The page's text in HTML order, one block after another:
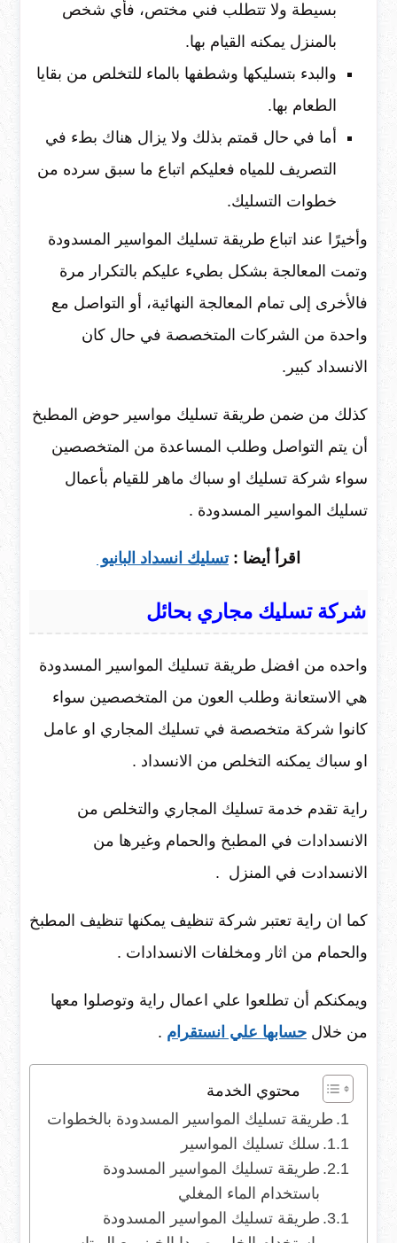
بسيطة ولا تتطلب فني مختص، فأي شخص
بالمنزل يمكنه القيام بها.
والبدء بتسليكها وشطفها بالماء للتخلص من بقايا
الطعام بها.
أما في حال قمتم بذلك ولا يزال هناك بطء في
التصريف للمياه فعليكم اتباع ما سبق سرده من
خطوات التسليك.
وأخيرًا عند اتباع طريقة تسليك المواسير المسدودة
وتمت المعالجة بشكل بطيء عليكم بالتكرار مرة
فالأخرى إلى تمام المعالجة النهائية، أو التواصل مع
واحدة من الشركات المتخصصة في حال كان
الانسداد كبير.
كذلك من ضمن طريقة تسليك مواسير حوض المطبخ
أن يتم التواصل وطلب المساعدة من المتخصصين
سواء شركة تسليك او سباك ماهر للقيام بأعمال
تسليك المواسير المسدودة .
اقرأ أيضا :تسليك انسداد البانيو
شركة تسليك مجاري بحائل
واحده من افضل طريقة تسليك المواسير المسدودة
هي الاستعانة وطلب العون من المتخصصين سواء
كانوا شركة متخصصة في تسليك المجاري او عامل
او سباك يمكنه التخلص من الانسداد .
راية تقدم خدمة تسليك المجاري والتخلص من
الانسدادات في المطبخ والحمام وغيرها من
الانسدادت في المنزل .
كما ان راية تعتبر شركة تنظيف يمكنها تنظيف المطبخ
والحمام من اثار ومخلفات الانسدادات .
ويمكنكم أن تطلعوا علي اعمال راية وتوصلوا معها
من خلال حسابها علي انستقرام .
محتوي الخدمة
طريقة تسليك المواسير المسدودة بالخطوات
سلك تسليك المواسير
طريقة تسليك المواسير المسدودة
باستخدام الماء المغلي
طريقة تسليك المواسير المسدودة